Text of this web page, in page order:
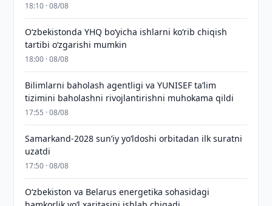
18:10 · 08/08
O‘zbekistonda YHQ bo‘yicha ishlarni ko‘rib chiqish
tartibi o‘zgarishi mumkin
18:00 · 08/08
Bilimlarni baholash agentligi va YUNISEF taʼlim
tizimini baholashni rivojlantirishni muhokama qildi
17:55 · 08/08
Samarkand-2028 sunʼiy yo‘ldoshi orbitadan ilk suratni
uzatdi
17:50 · 08/08
Oʻzbekiston va Belarus energetika sohasidagi